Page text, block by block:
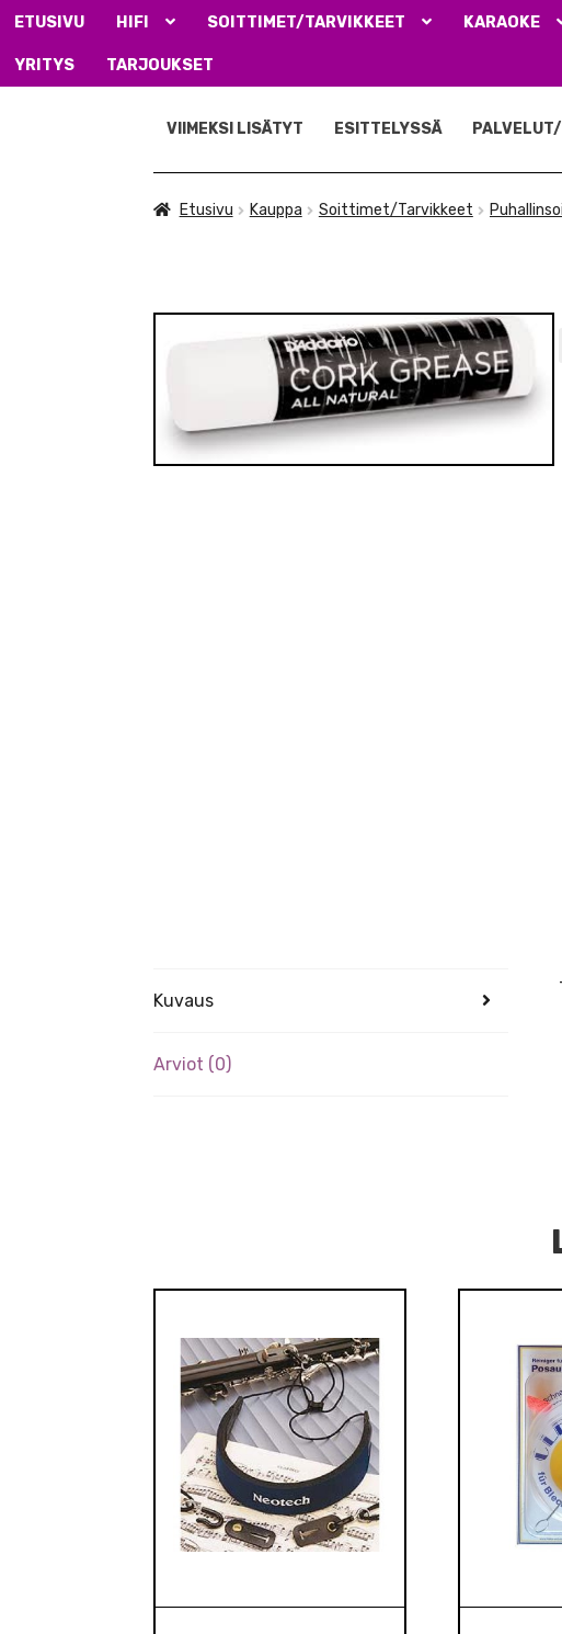
ETUSIVU HIFI SOITTIMET/TARVIKKEET KARAOKE
YRITYS TARJOUKSET
navigointiin
sisältöön
VIIMEKSI LISÄTYT ESITTELYSSÄ
Etusivu Kauppa Soittimet/Tarvikkeet
Kuvaus
Arviot (0)